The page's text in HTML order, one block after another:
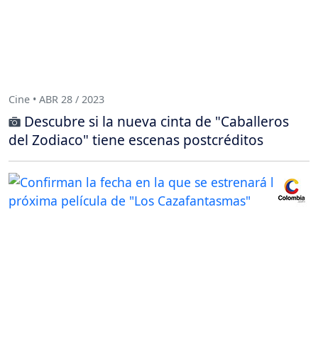
Cine • ABR 28 / 2023
Descubre si la nueva cinta de "Caballeros
del Zodiaco" tiene escenas postcréditos